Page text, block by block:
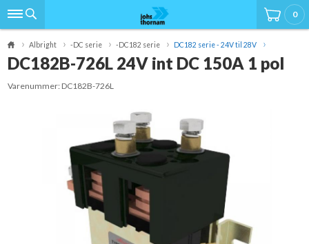
0
Albright -DC serie -DC182 serie DC182 serie - 24V til 28V
DC182B-726L 24V int DC 150A 1 pol
Varenummer: DC182B-726L